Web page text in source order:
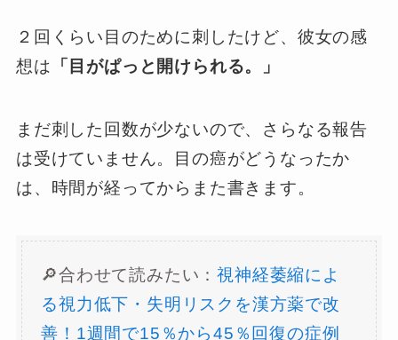
２回くらい目のために刺したけど、彼女の感
想は 「目がぱっと開けられる。」
まだ刺した回数が少ないので、さらなる報告
は受けていません。目の癌がどうなったか
は、時間が経ってからまた書きます。
🔎合わせて読みたい：視神経萎縮によ
る視力低下・失明リスクを漢方薬で改
善！1週間で15％から45％回復の症例